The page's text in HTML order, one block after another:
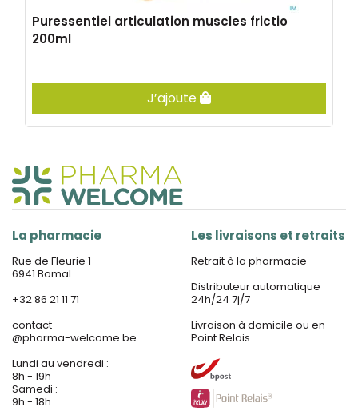
Puressentiel articulation muscles frictio
200ml
J’ajoute
La pharmacie
Rue de Fleurie 1
6941 Bomal
+32 86 21 11 71
contact
@pharma-welcome.be
Lundi au vendredi :
8h - 19h
Samedi :
9h - 18h
Les livraisons et retraits
Retrait à la pharmacie
Distributeur automatique
24h/24 7j/7
Livraison à domicile ou en
Point Relais